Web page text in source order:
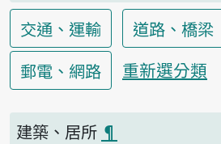
交通、運輸
道路、橋梁
郵電、網路
重新選分類
建築、居所 ¶